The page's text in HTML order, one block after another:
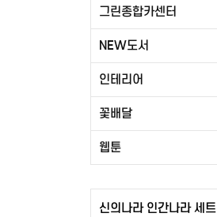
그린종합카센터
NEW도서
인테리어
꽃배달
웹툰
신의나라 인간나라 세트